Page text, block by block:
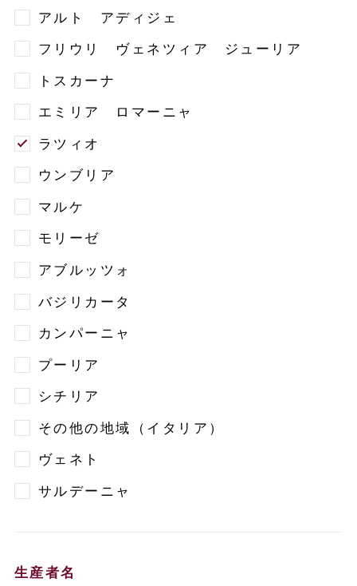
アルト アディジェ
フリウリ ヴェネツィア ジューリア
トスカーナ
エミリア ロマーニャ
ラツィオ
ウンブリア
マルケ
モリーゼ
アブルッツォ
バジリカータ
カンパーニャ
プーリア
シチリア
その他の地域（イタリア）
ヴェネト
サルデーニャ
生産者名